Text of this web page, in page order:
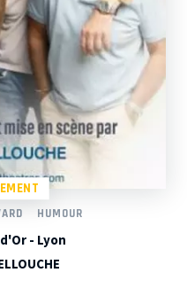
HUMOUR
- Lyon